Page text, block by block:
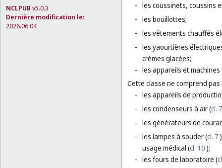
NCLPUB v5.0.3
Dernière modification le:
2026.06.04
- les coussinets, coussins
- les bouillottes;
- les vêtements chauffés
- les yaourtières
crèmes glacées;
- les appareils et machines
Cette classe ne comprend
- les appareils de
- les condenseurs à air (cl. 7
- les générateurs de
- les lampes à souder (cl. 7
usage médical (cl. 10 );
- les fours de laboratoire (